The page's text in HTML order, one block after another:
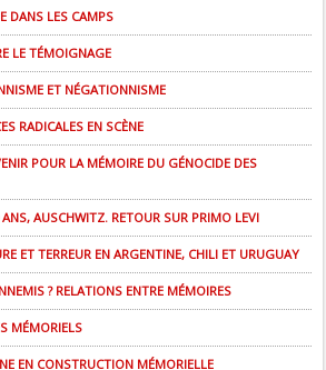
DANS LES CAMPS
LE TÉMOIGNAGE
ET NÉGATIONNISME
RADICALES EN SCÈNE
POUR LA MÉMOIRE DU GÉNOCIDE DES
AUSCHWITZ. RETOUR SUR PRIMO LEVI
ET TERREUR EN ARGENTINE, CHILI ET URUGUAY
? RELATIONS ENTRE MÉMOIRES
MÉMORIELS
EN CONSTRUCTION MÉMORIELLE